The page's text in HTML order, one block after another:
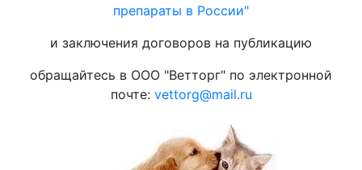
препараты в России"
и заключения договоров на публикацию
обращайтесь в ООО "Ветторг" по электронной
почте: vettorg@mail.ru